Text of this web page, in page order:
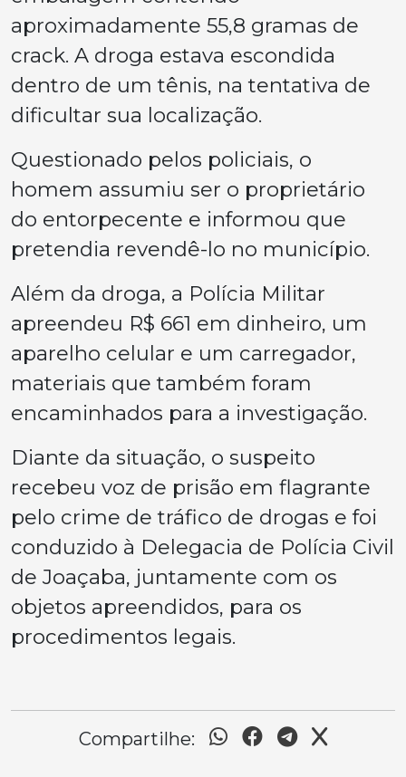
aproximadamente 55,8 gramas de
crack. A droga estava escondida
dentro de um tênis, na tentativa de
dificultar sua localização.
Questionado pelos policiais, o
homem assumiu ser o proprietário
do entorpecente e informou que
pretendia revendê-lo no município.
Além da droga, a Polícia Militar
apreendeu R$ 661 em dinheiro, um
aparelho celular e um carregador,
materiais que também foram
encaminhados para a investigação.
Diante da situação, o suspeito
recebeu voz de prisão em flagrante
pelo crime de tráfico de drogas e foi
conduzido à Delegacia de Polícia Civil
de Joaçaba, juntamente com os
objetos apreendidos, para os
procedimentos legais.
Compartilhe: